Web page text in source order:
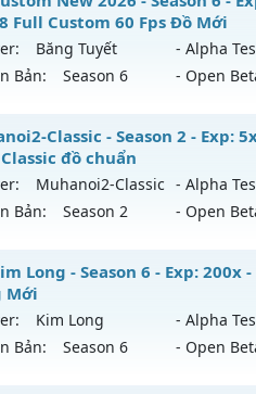
Full Custom 60 Fps Đồ Mới
Băng Tuyết - Alpha
Bản:
Season 6 - Open
Custom New 2026 - Mu
mới ra tháng 08 2026 - Mở
9999x - Drop: 90%
loại: Mu Custom thêm đồ mới
Gold Dragon
Classic - Season 2 - Exp:
đồ chuẩn
Muhanoi2-Classic - Alpha
Bản:
Season 2 - Open
Classic - Lối chơi cày
mới ra tháng 08 2026 - Mở
08/2626
Long - Season 6 - Exp: 200x
Mới
Kim Long - Alpha
Bản:
Season 6 - Open